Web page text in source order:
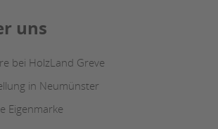
uns
bei HolzLand Greve
in Neumünster
Eigenmarke